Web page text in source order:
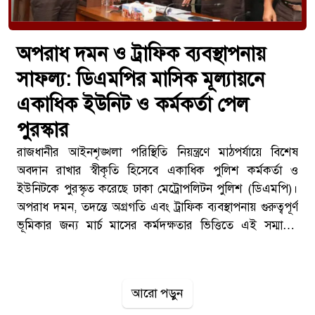
অপরাধ দমন ও ট্রাফিক ব্যবস্থাপনায়
সাফল্য: ডিএমপির মাসিক মূল্যায়নে
একাধিক ইউনিট ও কর্মকর্তা পেল
পুরস্কার
রাজধানীর আইনশৃঙ্খলা পরিস্থিতি নিয়ন্ত্রণে মাঠপর্যায়ে বিশেষ
অবদান রাখার স্বীকৃতি হিসেবে একাধিক পুলিশ কর্মকর্তা ও
ইউনিটকে পুরস্কৃত করেছে ঢাকা মেট্রোপলিটন পুলিশ (ডিএমপি)।
অপরাধ দমন, তদন্তে অগ্রগতি এবং ট্রাফিক ব্যবস্থাপনায় গুরুত্বপূর্ণ
ভূমিকার জন্য মার্চ মাসের কর্মদক্ষতার ভিত্তিতে এই সম্মাননা
সভাপতিত্ব করেন ডিএমপির কমিশনার (ভারপ্রাপ্ত) মো. সরওয়ার।
আরো পড়ুন